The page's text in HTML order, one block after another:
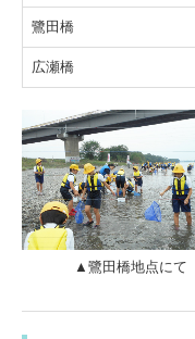
鷺田橋
広瀬橋
▲鷺田橋地点にて